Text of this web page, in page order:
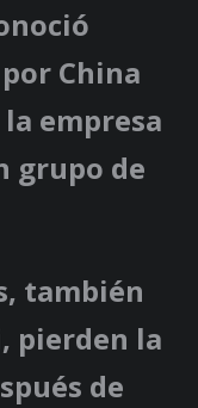
China
empresa
grupo de
también
pierden la
de